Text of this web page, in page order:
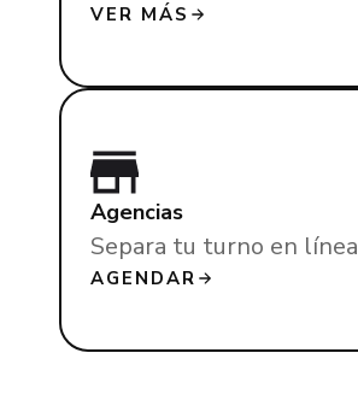
VER MÁS
Agencias
Separa tu turno en línea
AGENDAR